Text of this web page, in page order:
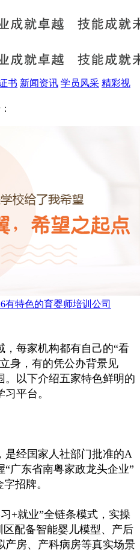
书 新闻资讯 学员风采 精彩视
有特色的育婴师培训公司
每家机构都有自己的“看
身，有的凭公办背景见
。以下介绍五家特色鲜明的
平台。
经国家人社部门批准的A
广东省南粤家政龙头企业”
招牌。
就业”全链条模式，实操
区配备智能婴儿模型、产后
产房、产科病房等真实场景